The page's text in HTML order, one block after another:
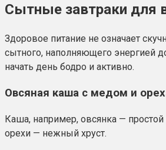
Сытные завтраки для
Здоровое питание не означает
сытного, наполняющего энергией
начать день бодро и активно.
Овсяная каша с медом и
Каша, например, овсянка —
орехи — нежный хруст.